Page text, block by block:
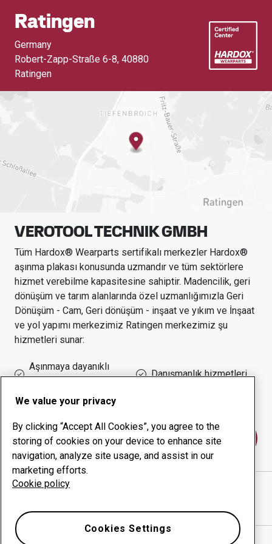
Ratingen
Germany
Robert-Zapp-Straße 6-8, 40880
Ratingen
VEROTOOL TECHNIK GMBH
Tüm Hardox® Wearparts sertifikalı merkezler Hardox®
aşınma plakası konusunda uzmandır ve tüm sektörlere
hizmet verebilme kapasitesine sahiptir. Madencilik, geri
dönüşüm ve tarım alanlarında özel uzmanlığımızla Geri
Dönüşüm - Cam, Geri dönüşüm - inşaat ve yıkım ve İnşaat
ve yol yapımı merkezimiz Ratingen merkezimiz şu
hizmetleri sunar:
Aşınmaya dayanıklı
ürünler
Danışmanlık hizmetleri
Çalışma süresi yönetimi
Bize ulaşın
VEROTOOL TECHNIK GMBH
We value your privacy
By clicking “Accept All Cookies”, you agree to the
storing of cookies on your device to enhance site
navigation, analyze site usage, and assist in our
marketing efforts.
Cookie policy
Cookies Settings